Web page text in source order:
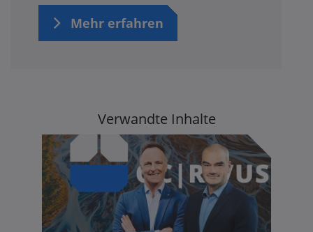
Mehr erfahren
Verwandte Inhalte